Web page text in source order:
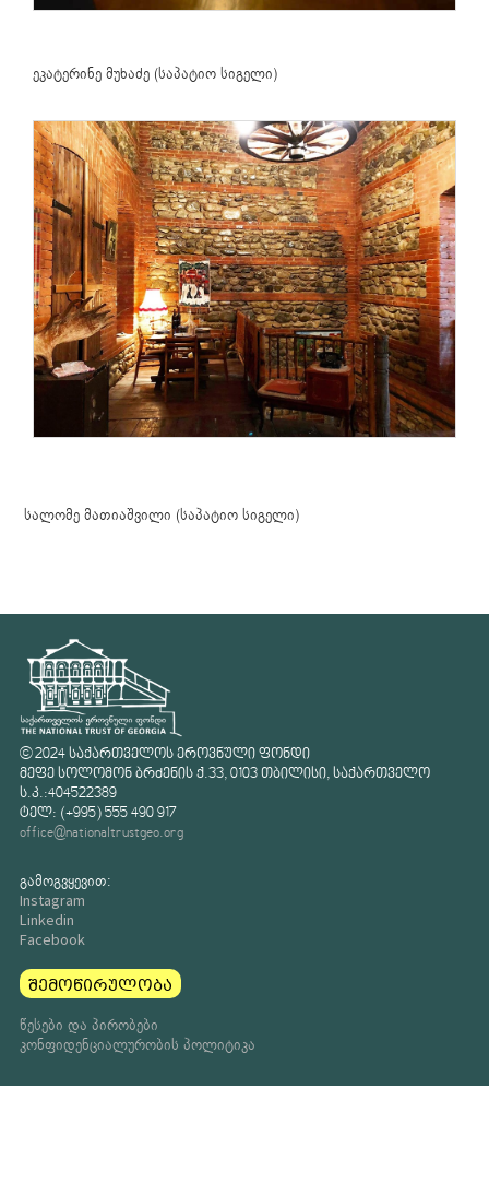
ეკატერინე მუხაძე (საპატიო სიგელი)
სალომე მათიაშვილი (საპატიო სიგელი)
© 2024 საქართველოს ეროვნული ფონდი
მეფე სოლომონ ბრძენის ქ.33, 0103 თბილისი, საქართველო
ს.კ.:404522389
ტელ: (+995) 555 490 917
office@nationaltrustgeo.org
გამოგვყევით:
Instagram
Linkedin
Facebook
შემოწირულობა
წესები და პირობები
კონფიდენციალურობის პოლიტიკა